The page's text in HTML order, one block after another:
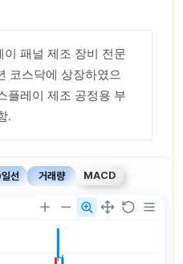
패널 제조 장비 전문
코스닥에 상장하였으
플레이 제조 공정용 부
.
선 거래량 MACD